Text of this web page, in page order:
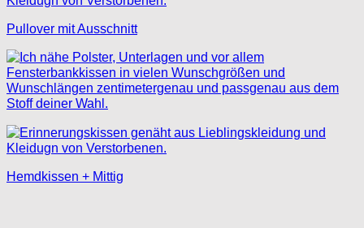
Pullover mit Ausschnitt
Hemdkissen + Mittig